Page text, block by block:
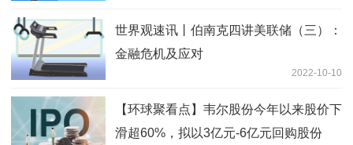
世界观速讯丨伯南克四讲美联储（三）：
金融危机及应对
2022-10-10
【环球聚看点】韦尔股份今年以来股价下
滑超60%，拟以3亿元-6亿元回购股份